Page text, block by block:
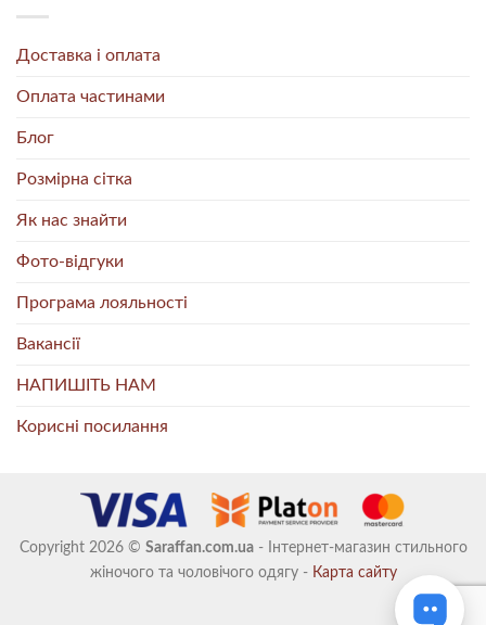
Доставка і оплата
Оплата частинами
Блог
Розмірна сітка
Як нас знайти
Фото-відгуки
Програма лояльності
Вакансії
НАПИШІТЬ НАМ
Корисні посилання
Copyright 2026 © Saraffan.com.ua- Інтернет-магазин стильного
жіночого та чоловічого одягу - Карта сайту